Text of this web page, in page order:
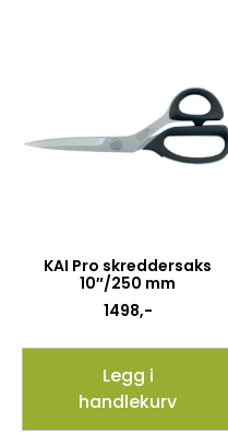
KAI Pro skreddersaks
10″/250 mm
1498,-
Legg i
handlekurv